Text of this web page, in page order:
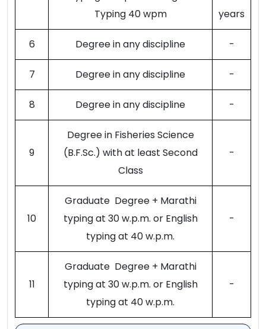
Typing 40 wpm
years
6 Degree in any discipline -
7 Degree in any discipline -
8 Degree in any discipline -
9
Degree in Fisheries Science
(B.F.Sc.) with at least Second
Class
-
10
Graduate Degree + Marathi
typing at 30 w.p.m. or English
typing at 40 w.p.m.
-
11
Graduate Degree + Marathi
typing at 30 w.p.m. or English
typing at 40 w.p.m.
-